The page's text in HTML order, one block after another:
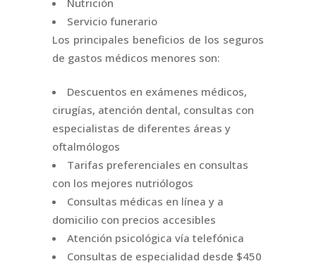
Servicio funerario
Los principales beneficios de los seguros
de gastos médicos menores son:
Descuentos en exámenes médicos,
cirugías, atención dental, consultas con
especialistas de diferentes áreas y
oftalmólogos
Tarifas preferenciales en consultas
con los mejores nutriólogos
Consultas médicas en línea y a
domicilio con precios accesibles
Atención psicológica vía telefónica
Consultas de especialidad desde $450